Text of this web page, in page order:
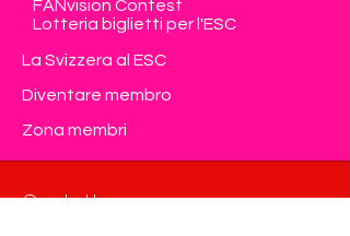
FANvision Contest
Lotteria biglietti per l'ESC
La Svizzera al ESC
Diventare membro
Zona membri
Contatto